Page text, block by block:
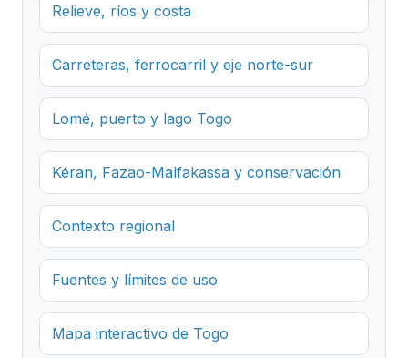
Relieve, ríos y costa
Carreteras, ferrocarril y eje norte-sur
Lomé, puerto y lago Togo
Kéran, Fazao-Malfakassa y conservación
Contexto regional
Fuentes y límites de uso
Mapa interactivo de Togo